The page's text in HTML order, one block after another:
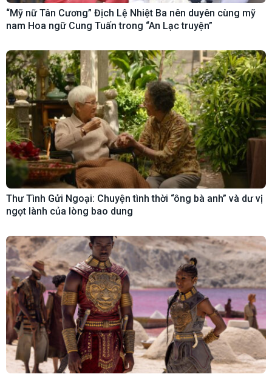
“Mỹ nữ Tân Cương” Địch Lệ Nhiệt Ba nên duyên cùng mỹ
nam Hoa ngữ Cung Tuấn trong “An Lạc truyện”
Thư Tình Gửi Ngoại: Chuyện tình thời “ông bà anh” và dư vị
ngọt lành của lòng bao dung